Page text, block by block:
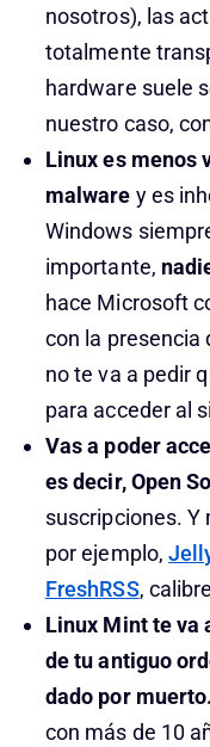
nosotros), las
totalmente
hardware suele
nuestro caso,
Linux es menos
malware y es
Windows
importante,
hace Microsoft
con la presencia
no te va a pedir
para acceder al
Vas a poder
es decir, Open
suscripciones. Y
por ejemplo,
FreshRSS,
Linux Mint te
de tu antiguo
dado por muerto.
con más de 10